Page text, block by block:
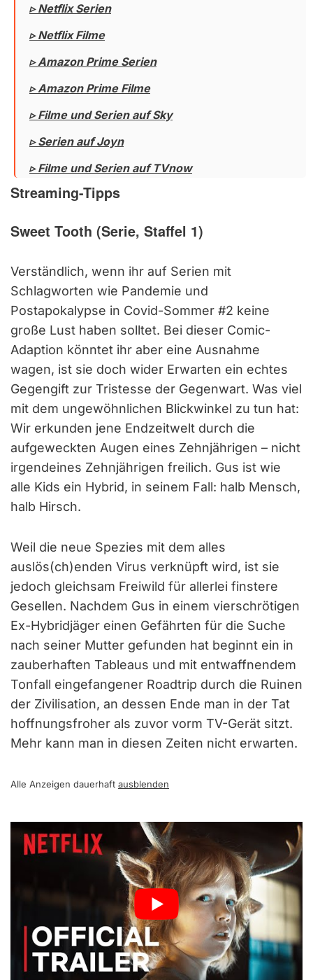
▹ Netflix Serien
▹ Netflix Filme
▹Amazon Prime Serien
▹ Amazon Prime Filme
▹ Filme und Serien auf Sky
▹ Serien auf Joyn
▹ Filme und Serien auf TVnow
Streaming-Tipps
Sweet Tooth (Serie, Staffel 1)
Verständlich, wenn ihr auf Serien mit
Schlagworten wie Pandemie und
Postapokalypse in Covid-Sommer #2 keine
große Lust haben solltet. Bei dieser Comic-
Adaption könntet ihr aber eine Ausnahme
wagen, ist sie doch wider Erwarten ein echtes
Gegengift zur Tristesse der Gegenwart. Was viel
mit dem ungewöhnlichen Blickwinkel zu tun hat:
Wir erkunden jene Endzeitwelt durch die
aufgeweckten Augen eines Zehnjährigen – nicht
irgendeines Zehnjährigen freilich. Gus ist wie
alle Kids ein Hybrid, in seinem Fall: halb Mensch,
halb Hirsch.
Weil die neue Spezies mit dem alles
auslös(ch)enden Virus verknüpft wird, ist sie
jedoch gleichsam Freiwild für allerlei finstere
Gesellen. Nachdem Gus in einem vierschrötigen
Ex-Hybridjäger einen Gefährten für die Suche
nach seiner Mutter gefunden hat beginnt ein in
zauberhaften Tableaus und mit entwaffnendem
Tonfall eingefangener Roadtrip durch die Ruinen
der Zivilisation, an dessen Ende man in der Tat
hoffnungsfroher als zuvor vorm TV-Gerät sitzt.
Mehr kann man in diesen Zeiten nicht erwarten.
Alle Anzeigen dauerhaft ausblenden